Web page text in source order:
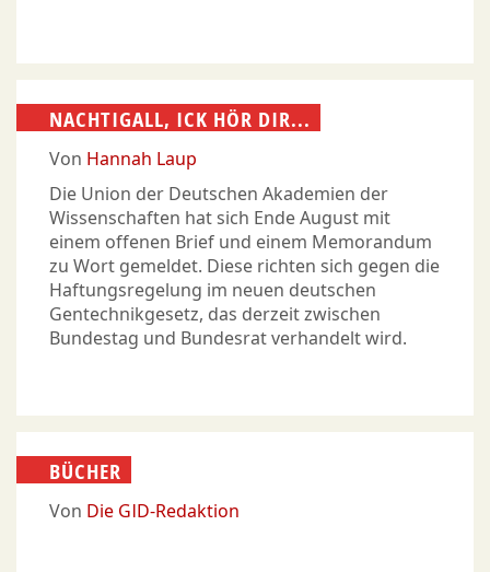
NACHTIGALL, ICK HÖR DIR...
Von Hannah Laup
Die Union der Deutschen Akademien der
Wissenschaften hat sich Ende August mit
einem offenen Brief und einem Memorandum
zu Wort gemeldet. Diese richten sich gegen die
Haftungsregelung im neuen deutschen
Gentechnikgesetz, das derzeit zwischen
Bundestag und Bundesrat verhandelt wird.
BÜCHER
Von Die GID-Redaktion